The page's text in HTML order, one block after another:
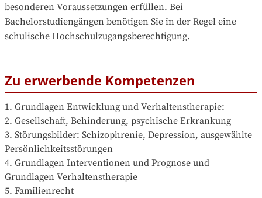
besonderen Voraussetzungen erfüllen. Bei
Bachelorstudiengängen benötigen Sie in der Regel eine
schulische Hochschulzugangsberechtigung.
Zu erwerbende Kompetenzen
1. Grundlagen Entwicklung und Verhaltenstherapie:
2. Gesellschaft, Behinderung, psychische Erkrankung
3. Störungsbilder: Schizophrenie, Depression, ausgewählte
Persönlichkeitsstörungen
4. Grundlagen Interventionen und Prognose und
Grundlagen Verhaltenstherapie
5. Familienrecht